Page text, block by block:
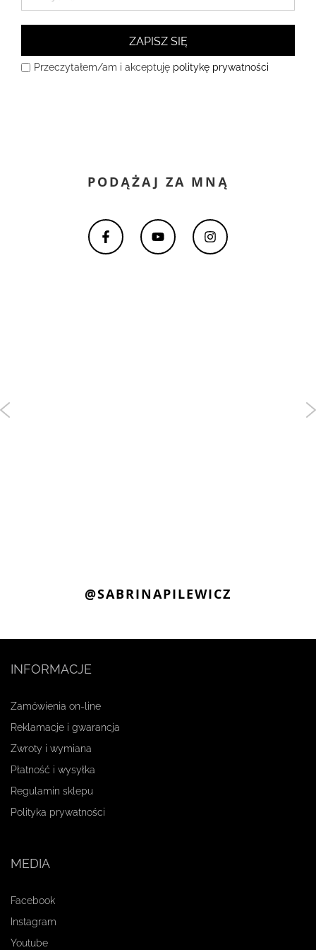
ZAPISZ SIĘ
Przeczytałem/am i akceptuję politykę prywatności
PODĄŻAJ ZA MNĄ
@SABRINAPILEWICZ
INFORMACJE
Zamówienia on-line
Reklamacje i gwarancja
Zwroty i wymiana
Płatność i wysyłka
Regulamin sklepu
Polityka prywatności
MEDIA
Facebook
Instagram
Youtube